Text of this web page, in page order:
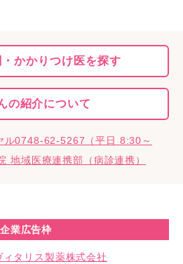
・かかりつけ医を探す
の紹介について
企業広告枠